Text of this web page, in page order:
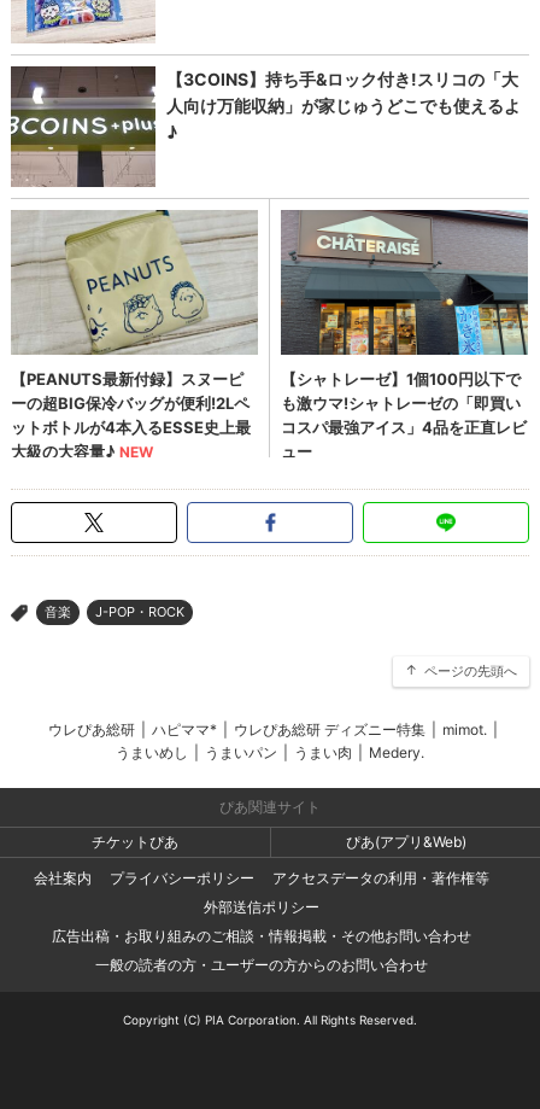
> 音楽 J-POP・ROCK
ページの先頭へ
ウレぴあ総研 ハピママ* ウレぴあ総研 ディズニー特集 mimot.
うまいめし
うまいパン うまい肉 Medery.
ぴあ関連サイト
チケットぴあ
ぴあ(アプリ&Web)
会社案内
プライバシーポリシー
アクセスデータの利用・著作権等
外部送信ポリシー
広告出稿・お取り組みのご相談・情報掲載・その他お問い合わせ
一般の読者の方・ユーザーの方からのお問い合わせ
Copyright (C) PIA Corporation. All Rights Reserved.